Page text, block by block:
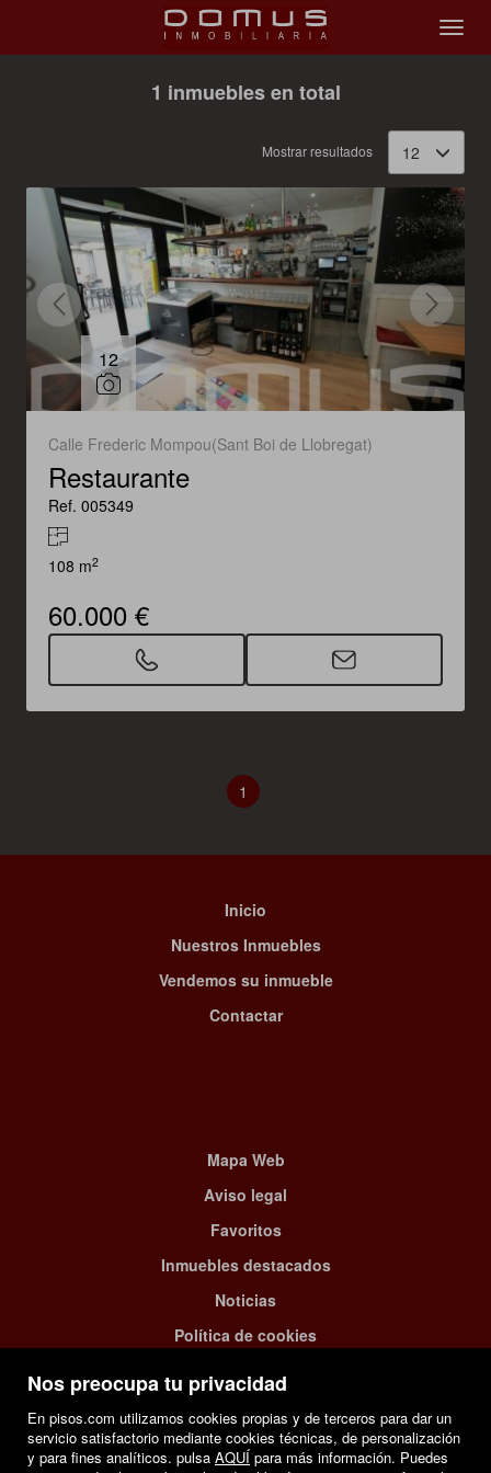
Nos preocupa tu privacidad
En pisos.com utilizamos cookies propias y de terceros para dar un
servicio satisfactorio mediante cookies técnicas, de personalización
y para fines analíticos. pulsa AQUÍpara más información. Puedes
1 inmuebles en total
Mostrar resultados 12
12
Calle Frederic Mompou(Sant Boi de Llobregat)
Restaurante
Ref. 005349
108 m2
60.000 €
1
Inicio
Nuestros Inmuebles
Vendemos su inmueble
Contactar
Mapa Web
Aviso legal
Favoritos
Inmuebles destacados
Noticias
Política de cookies